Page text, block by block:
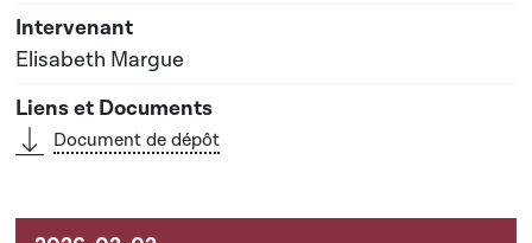
Elisabeth Margue
Document de dépôt